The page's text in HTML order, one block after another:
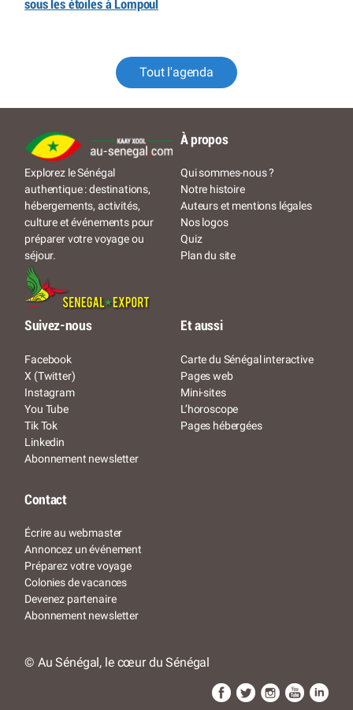
sous les étoiles à Lompoul
Tout l'agenda
Explorez le Sénégal
authentique : destinations,
hébergements, activités,
culture et événements pour
préparer votre voyage ou
séjour.
À propos
Qui sommes-nous ?
Notre histoire
Auteurs et mentions légales
Nos logos
Quiz
Plan du site
Suivez-nous
Facebook
X (Twitter)
Instagram
You Tube
Tik Tok
Linkedin
Abonnement newsletter
Et aussi
Carte du Sénégal interactive
Pages web
Mini-sites
L’horoscope
Pages hébergées
Contact
Écrire au webmaster
Annoncez un événement
Préparez votre voyage
Colonies de vacances
Devenez partenaire
Abonnement newsletter
© Au Sénégal, le cœur du Sénégal